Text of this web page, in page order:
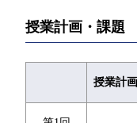
授業計画・課題
授業計画